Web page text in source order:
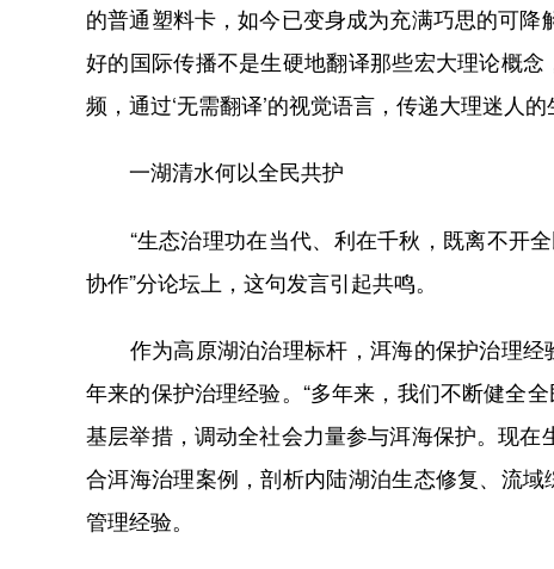
的普通塑料卡，如今已变身成为充满巧思的可
好的国际传播不是生硬地翻译那些宏大理论概
频，通过‘无需翻译’的视觉语言，传递大理迷人的
一湖清水何以全民共护
“生态治理功在当代、利在千秋，既离不开全
协作”分论坛上，这句发言引起共鸣。
作为高原湖泊治理标杆，洱海的保护治理经
年来的保护治理经验。“多年来，我们不断健全
基层举措，调动全社会力量参与洱海保护。现
合洱海治理案例，剖析内陆湖泊生态修复、流
管理经验。